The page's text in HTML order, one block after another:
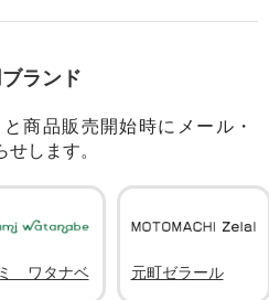
ランド
商品販売開始時にメール・
せします。
ワタナベ 元町ゼラール